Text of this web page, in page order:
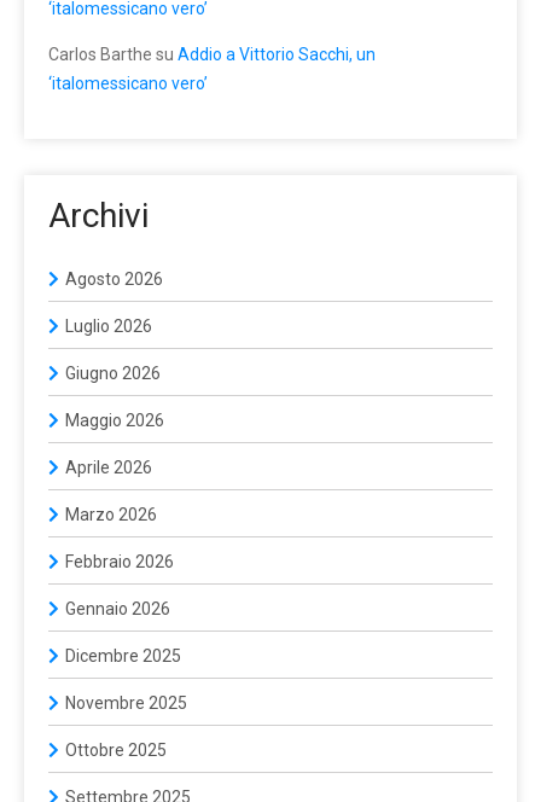
‘italomessicano vero’
Carlos Barthe su Addio a Vittorio Sacchi, un
‘italomessicano vero’
Archivi
Agosto 2026
Luglio 2026
Giugno 2026
Maggio 2026
Aprile 2026
Marzo 2026
Febbraio 2026
Gennaio 2026
Dicembre 2025
Novembre 2025
Ottobre 2025
Settembre 2025